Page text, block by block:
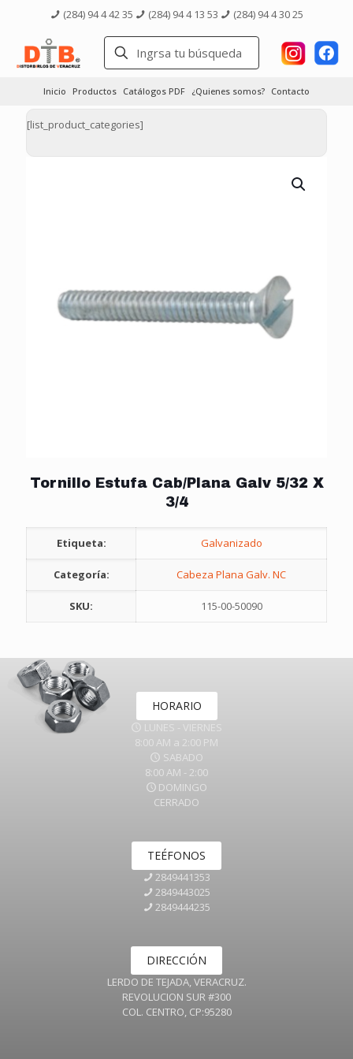
(284) 94 4 42 35 (284) 94 4 13 53 (284) 94 4 30 25
Inicio Productos Catálogos PDF ¿Quienes somos? Contacto
[list_product_categories]
Tornillo Estufa Cab/Plana Galv 5/32 X
3/4
Etiqueta: Galvanizado
Categoría: Cabeza Plana Galv. NC
SKU: 115-00-50090
HORARIO
LUNES - VIERNES
8:00 AM a 2:00 PM
SABADO
8:00 AM - 2:00
DOMINGO
CERRADO
TEÉFONOS
2849441353
2849443025
2849444235
DIRECCIÓN
LERDO DE TEJADA, VERACRUZ.
REVOLUCION SUR #300
COL. CENTRO, CP:95280